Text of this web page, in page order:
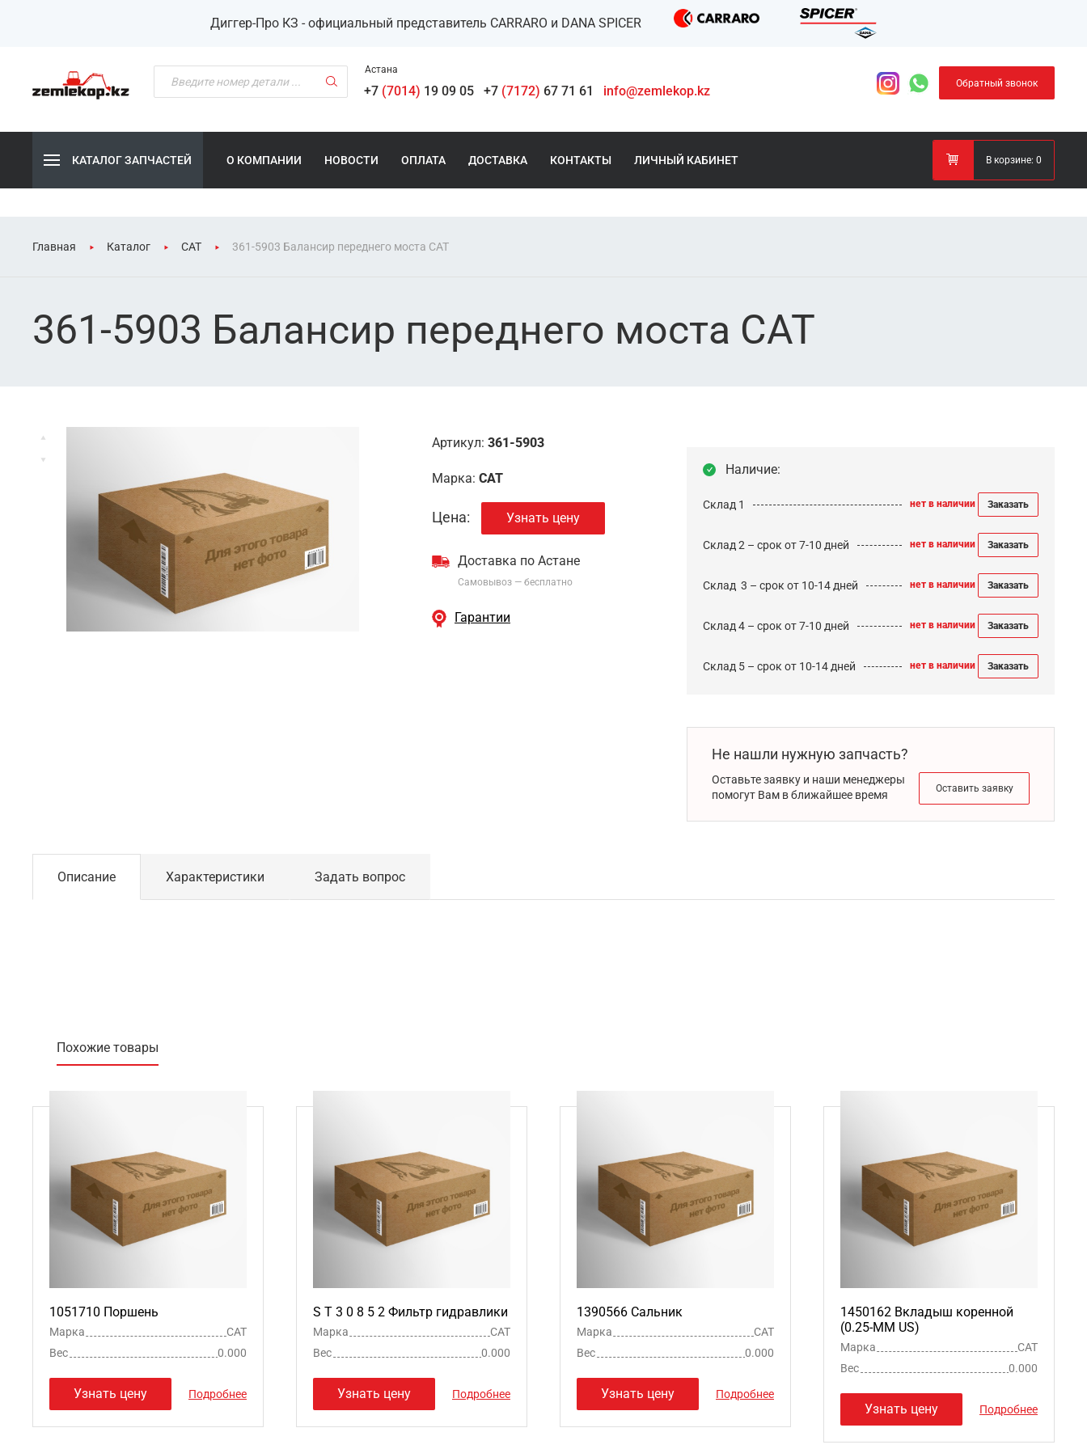
Диггер-Про КЗ - официальный представитель CARRARO и DANA SPICER
Астана
+7 (7014) 19 09 05 +7 (7172) 67 71 61 info@zemlekop.kz Обратный звонок
КАТАЛОГ ЗАПЧАСТЕЙ О КОМПАНИИ НОВОСТИ ОПЛАТА ДОСТАВКА КОНТАКТЫ ЛИЧНЫЙ КАБИНЕТ В корзине: 0
Главная Каталог CAT 361-5903 Балансир переднего моста CAT
361-5903 Балансир переднего моста CAT
Артикул: 361-5903
Марка: CAT
Цена: Узнать цену
Доставка по Астане
Самовывоз — бесплатно
Гарантии
Наличие:
Склад 1 нет в наличии Заказать
Склад 2 – срок от 7-10 дней нет в наличии Заказать
Cклад 3 – срок от 10-14 дней нет в наличии Заказать
Склад 4 – срок от 7-10 дней нет в наличии Заказать
Склад 5 – срок от 10-14 дней нет в наличии Заказать
Не нашли нужную запчасть?
Оставьте заявку и наши менеджеры
помогут Вам в ближайшее время
Оставить заявку
Описание Характеристики Задать вопрос
Похожие товары
1051710 Поршень
Марка
CAT
Вес
0.000
Узнать цену Подробнее
S T 3 0 8 5 2 Фильтр гидравлики
Марка
CAT
Вес
0.000
Узнать цену Подробнее
1390566 Сальник
Марка
CAT
Вес
0.000
Узнать цену Подробнее
1450162 Вкладыш коренной
(0.25-MM US)
Марка
CAT
Вес
0.000
Узнать цену Подробнее